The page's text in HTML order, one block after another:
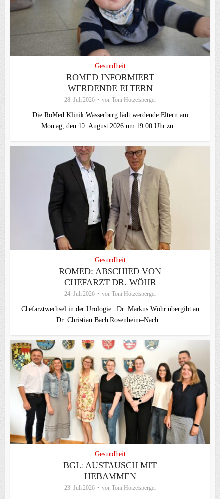
Gesundheit
ROMED INFORMIERT
WERDENDE ELTERN
28. Juli 2026 von Toni Hötzelsperger
Die RoMed Klinik Wasserburg lädt werdende Eltern am
Montag, den 10. August 2026 um 19:00 Uhr zu...
Gesundheit
ROMED: ABSCHIED VON
CHEFARZT DR. WÖHR
24. Juli 2026 von Toni Hötzelsperger
Chefarztwechsel in der Urologie: Dr. Markus Wöhr übergibt an
Dr. Christian Bach Rosenheim–Nach...
Gesundheit
BGL: AUSTAUSCH MIT
HEBAMMEN
23. Juli 2026 von Toni Hötzelsperger